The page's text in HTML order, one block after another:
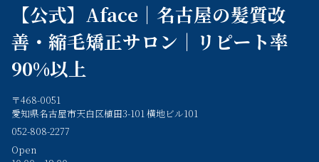
【公式】Aface｜名古屋の髪質改
善・縮毛矯正サロン｜リピート率
90%以上
〒468-0051
愛知県名古屋市天白区植田3-101 横地ビル101
052-808-2277
Open